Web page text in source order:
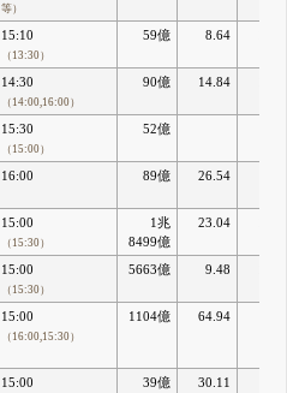
等）
15:10
（13:30）
59億 8.64
14:30
（14:00,16:00）
90億 14.84
15:30
（15:00）
52億
16:00 89億 26.54
15:00
（15:30）
1兆
8499億
23.04
15:00
（15:30）
5663億 9.48
15:00
（16:00,15:30）
1104億 64.94
15:00 39億 30.11